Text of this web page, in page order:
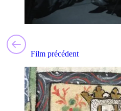
Film précédent